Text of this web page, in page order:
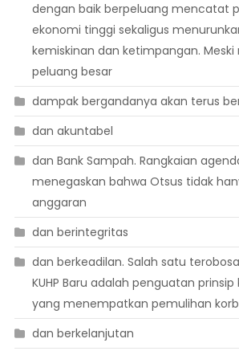
dengan baik berpeluang mencatat
ekonomi tinggi sekaligus
kemiskinan dan ketimpangan. Meski
peluang besar
dampak bergandanya akan terus
dan akuntabel
dan Bank Sampah. Rangkaian
menegaskan bahwa Otsus tidak
anggaran
dan berintegritas
dan berkeadilan. Salah satu
KUHP Baru adalah penguatan
yang menempatkan pemulihan
dan berkelanjutan